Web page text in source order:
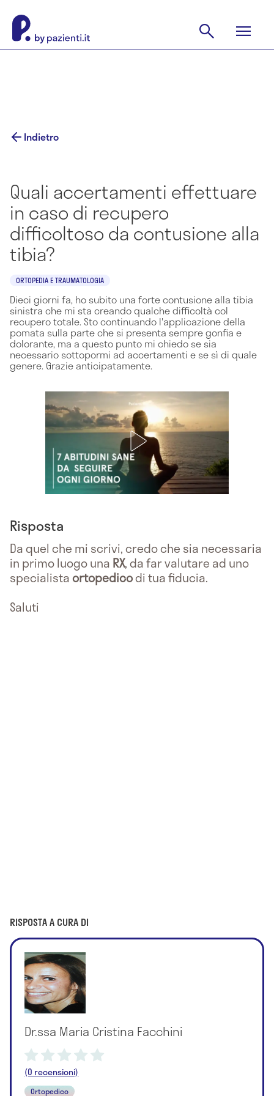
Indietro
Quali accertamenti effettuare
in caso di recupero
difficoltoso da contusione alla
tibia?
ORTOPEDIA E TRAUMATOLOGIA
Dieci giorni fa, ho subito una forte contusione alla tibia
sinistra che mi sta creando qualche difficoltà col
recupero totale. Sto continuando l'applicazione della
pomata sulla parte che si presenta sempre gonfia e
dolorante, ma a questo punto mi chiedo se sia
necessario sottopormi ad accertamenti e se sì di quale
genere. Grazie anticipatamente.
Risposta
Da quel che mi scrivi, credo che sia necessaria
in primo luogo una RX, da far valutare ad uno
specialistaortopedicodi tua fiducia.
Saluti
RISPOSTA A CURA DI
Dr.ssa Maria Cristina Facchini
(0 recensioni)
Ortopedico